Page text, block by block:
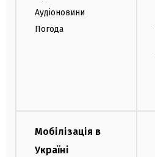
Аудіоновини
Погода
Мобілізація в
Україні